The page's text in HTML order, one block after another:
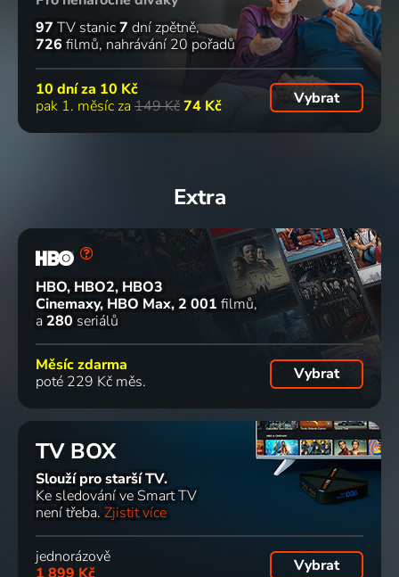
97 TV stanic7 dní zpětně
726 filmů nahrávání 20 pořadů
10 dní za 10 Kč
pak 1. měsíc za 149 Kč74 Kč Vybrat
Extra
HBO, HBO2, HBO3
Cinemaxy, HBO Max 2 001 filmů
a 280 seriálů
Měsíc zdarma
poté 229 Kč měs.
Vybrat
TV BOX
Slouží pro starší TV.
Ke sledování ve Smart TV
není třeba. Zjistit více
jednorázově
Vybrat